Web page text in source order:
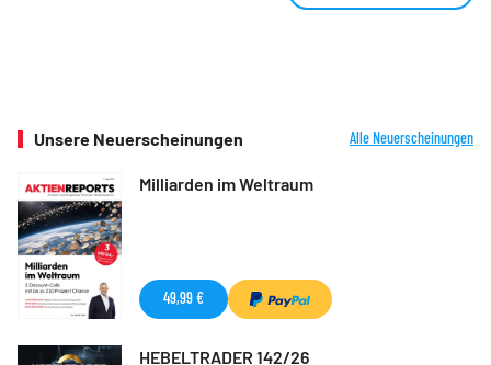
Unsere Neuerscheinungen Alle Neuerscheinungen
Milliarden im Weltraum
49,99 €
HEBELTRADER 142/26